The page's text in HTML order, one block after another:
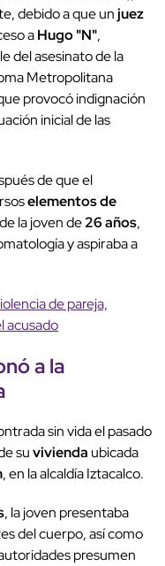
debido a que unjuez
aHugo "N",
del asesinato de la
Metropolitana
provocó indignación
inicial de las
de que el
elementos de
la joven de26 años,
y aspiraba a
de pareja,
acusado
a la
sin vida el pasado
suvivienda ubicada
, en la alcaldía Iztacalco.
, la joven presentaba
del cuerpo, así como
presumen